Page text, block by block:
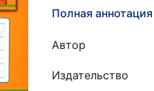
Полная аннотация
Автор
Издательство